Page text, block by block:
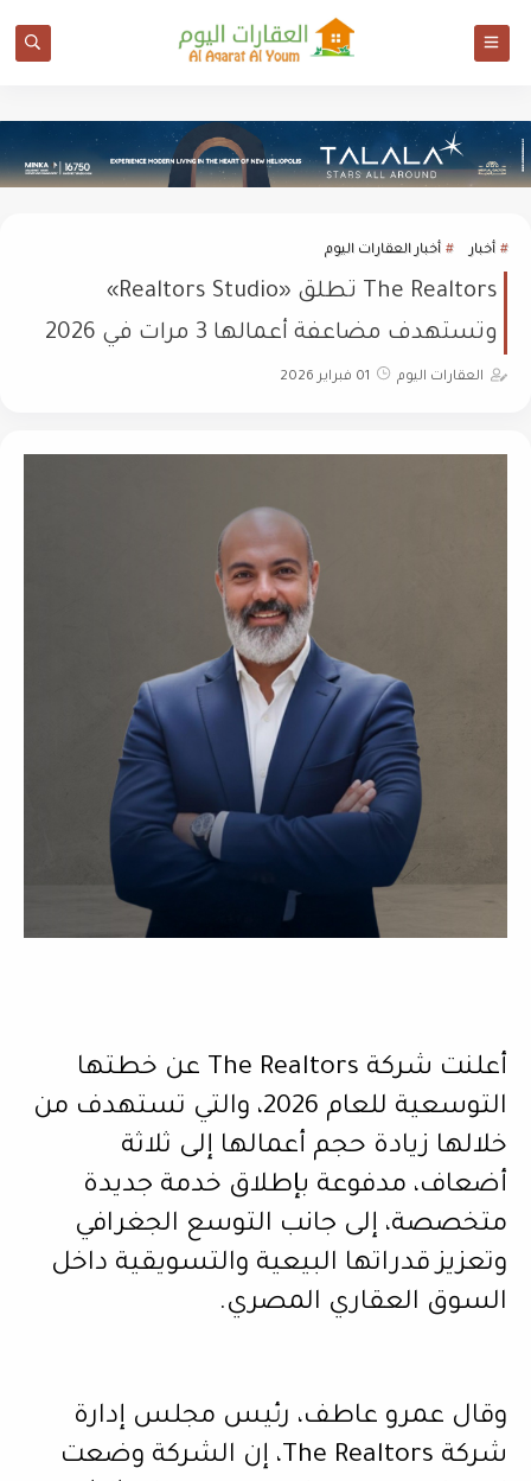
أخبار أخبار العقارات اليوم
The Realtors تطلق «Realtors Studio»
وتستهدف مضاعفة أعمالها 3 مرات في 2026
العقارات اليوم 01 فبراير 2026
أعلنت شركة The Realtors عن خطتها
التوسعية للعام 2026، والتي تستهدف من
خلالها زيادة حجم أعمالها إلى ثلاثة
أضعاف، مدفوعة بإطلاق خدمة جديدة
متخصصة، إلى جانب التوسع الجغرافي
وتعزيز قدراتها البيعية والتسويقية داخل
السوق العقاري المصري.
وقال عمرو عاطف، رئيس مجلس إدارة
شركة The Realtors، إن الشركة وضعت